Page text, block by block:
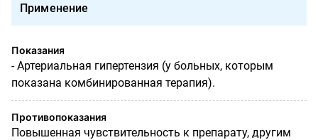
Применение
Показания
- Артериальная гипертензия (у больных, которым
показана комбинированная терапия).
Противопоказания
Повышенная чувствительность к препарату, другим